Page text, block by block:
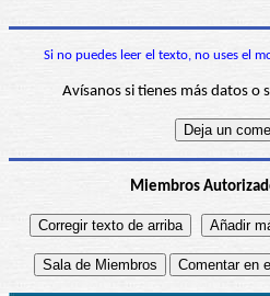
Si no puedes leer el texto, no uses el
Avísanos si tienes más datos o
Miembros